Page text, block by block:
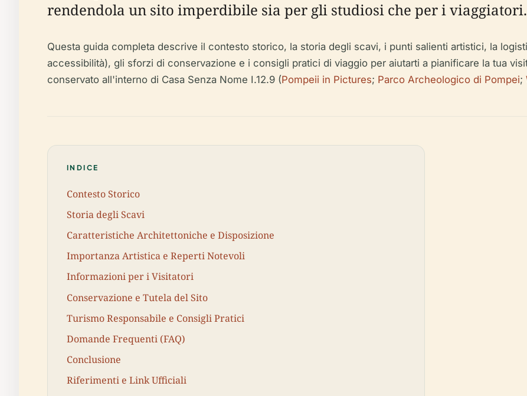
rendendola un sito imperdibile sia per gli studiosi che per i viaggiatori.
Questa guida completa descrive il contesto storico, la storia degli scavi, i punti salienti artistici, la
accessibilità), gli sforzi di conservazione e i consigli pratici di viaggio per aiutarti a pianificare la tua
conservato all'interno di Casa Senza Nome I.12.9 (Pompeii in Pictures; Parco Archeologico di Pompei;
INDICE
Contesto Storico
Storia degli Scavi
Caratteristiche Architettoniche e Disposizione
Importanza Artistica e Reperti Notevoli
Informazioni per i Visitatori
Conservazione e Tutela del Sito
Turismo Responsabile e Consigli Pratici
Domande Frequenti (FAQ)
Conclusione
Riferimenti e Link Ufficiali